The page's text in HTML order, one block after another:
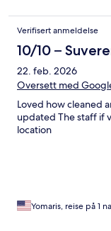
Verifisert anmeldelse
10/10 –
22. feb. 2026
Oversett med
Loved how cleaned
updated The staff if
location
Yomaris, reise på 1